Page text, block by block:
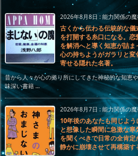
2026年8月8日 :能力関係の
古くから伝わる伝統的な
を打開する糸口になる。
を解消へと導く知恵が詰
心の持ちようがガラリと
寄せる隠れた名著。
昔から人々が心の拠り所にしてきた神秘的な知恵
味深い書籍 ...
2026年8月7日 :能力関係の
10年後のあなたも同じよ
と想像した瞬間に急激な
を聞くべきで日常の全肯
静かに崩壊させて再構築す